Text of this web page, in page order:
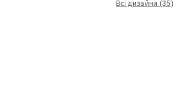
Всі дизайни (35)